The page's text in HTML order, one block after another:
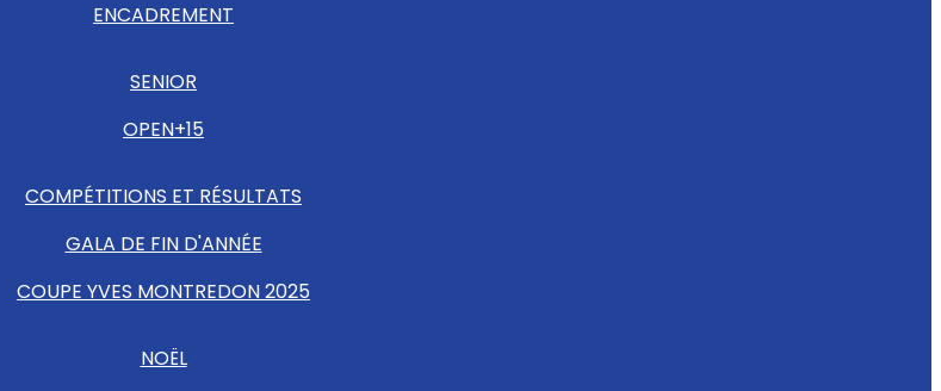
ENCADREMENT
SENIOR
OPEN+15
COMPÉTITIONS ET RÉSULTATS
GALA DE FIN D'ANNÉE
COUPE YVES MONTREDON 2025
NOËL